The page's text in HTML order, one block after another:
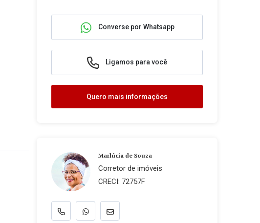
Converse por Whatsapp
Ligamos para você
Quero mais informações
Marlúcia de Souza
Corretor de imóveis
CRECI: 72757F